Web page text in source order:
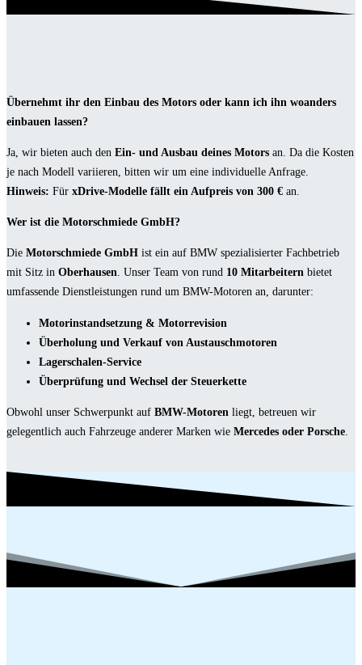
Übernehmt ihr den Einbau des Motors oder kann ich ihn woanders
einbauen lassen?
Ja, wir bieten auch den Ein- und Ausbau deines Motors an. Da die Kosten
je nach Modell variieren, bitten wir um eine individuelle Anfrage.
Hinweis: Für xDrive-Modelle fällt ein Aufpreis von 300 € an.
Wer ist die Motorschmiede GmbH?
Die Motorschmiede GmbH ist ein auf BMW spezialisierter Fachbetrieb
mit Sitz in Oberhausen. Unser Team von rund 10 Mitarbeitern bietet
umfassende Dienstleistungen rund um BMW-Motoren an, darunter:
Motorinstandsetzung & Motorrevision
Überholung und Verkauf von Austauschmotoren
Lagerschalen-Service
Überprüfung und Wechsel der Steuerkette
Obwohl unser Schwerpunkt auf BMW-Motoren liegt, betreuen wir
gelegentlich auch Fahrzeuge anderer Marken wie Mercedes oder Porsche